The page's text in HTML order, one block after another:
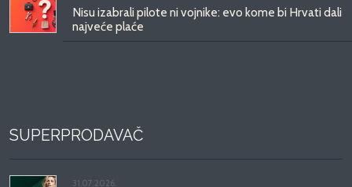
Nisu izabrali pilote ni vojnike: evo kome bi Hrvati dali
najveće plaće
SUPERPRODAVAČ
31.07.2026.